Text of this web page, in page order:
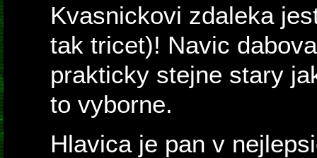
Kvasnickovi zdaleka
tak tricet)! Navic
prakticky stejne stary
to vyborne.
Hlavica je pan v